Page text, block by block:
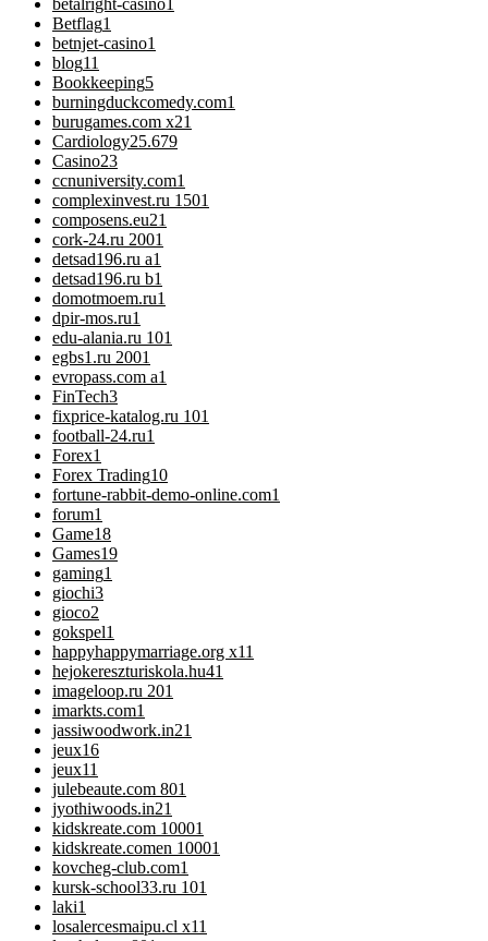
betalright-casino
Betflag1
betnjet-casino1
blog11
Bookkeeping5
burningduckcomedy.com1
burugames.com x21
Cardiology25.679
Casino23
ccnuniversity.com1
complexinvest.ru 1501
composens.eu21
cork-24.ru 2001
detsad196.ru a1
detsad196.ru b1
domotmoem.ru1
dpir-mos.ru1
edu-alania.ru 101
egbs1.ru 2001
evropass.com a1
FinTech3
fixprice-katalog.ru 101
football-24.ru1
Forex1
Forex Trading10
fortune-rabbit-demo-online.com1
forum1
Game18
Games19
gaming1
giochi3
gioco2
gokspel1
happyhappymarriage.org x11
hejokereszturiskola.hu41
imageloop.ru 201
imarkts.com1
jassiwoodwork.in21
jeux16
jeux11
julebeaute.com 801
jyothiwoods.in21
kidskreate.com 10001
kidskreate.comen 10001
kovcheg-club.com1
kursk-school33.ru 101
laki1
losalercesmaipu.cl x11